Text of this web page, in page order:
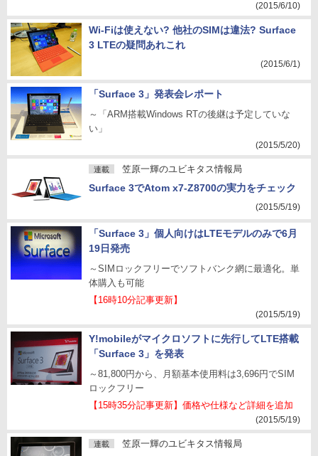
(2015/6/10)
Wi-Fiは使えない? 他社のSIMは違法? Surface
3 LTEの疑問あれこれ
(2015/6/1)
「Surface 3」発表会レポート
～「ARM搭載Windows RTの後継は予定していな
い」
(2015/5/20)
連載 笠原一輝のユビキタス情報局
Surface 3でAtom x7-Z8700の実力をチェック
(2015/5/19)
「Surface 3」個人向けはLTEモデルのみで6月
19日発売
～SIMロックフリーでソフトバンク網に最適化。単
体購入も可能
【16時10分記事更新】
(2015/5/19)
Y!mobileがマイクロソフトに先行してLTE搭載
「Surface 3」を発表
～81,800円から、月額基本使用料は3,696円でSIM
ロックフリー
【15時35分記事更新】価格や仕様など詳細を追加
(2015/5/19)
連載 笠原一輝のユビキタス情報局